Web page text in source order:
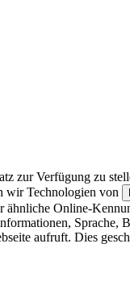
zur Verfügung zu
wir Technologien von
Online-
Sprache,
aufruft. Dies